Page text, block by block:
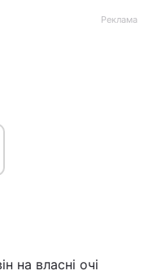
Реклама
на власні очі